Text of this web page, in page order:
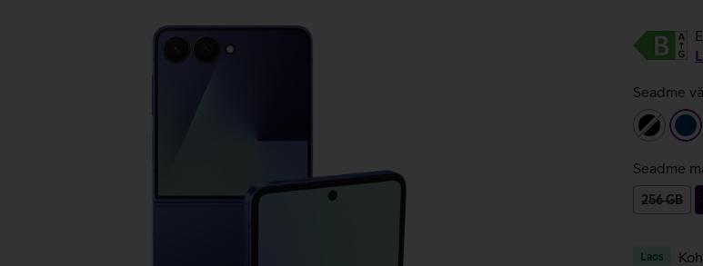
Seadme
must
Seadme
256 GB
Laos